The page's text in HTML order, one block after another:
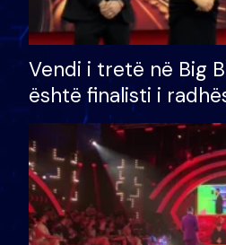
Vendi i tretë në Big
është finalisti i